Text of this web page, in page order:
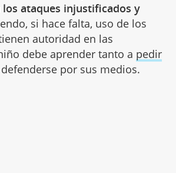
ataques injustificados y
si hace falta, uso de los
autoridad en las
debe aprender tanto a pedir
por sus medios.